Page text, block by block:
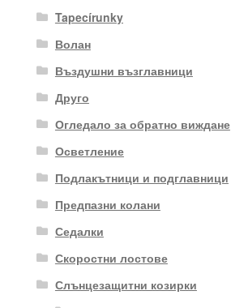
Tapecírunky
Волан
Въздушни възглавници
Друго
Огледало за обратно виждане
Осветление
Подлакътници и подглавници
Предпазни колани
Седалки
Скоростни лостове
Слънцезащитни козирки